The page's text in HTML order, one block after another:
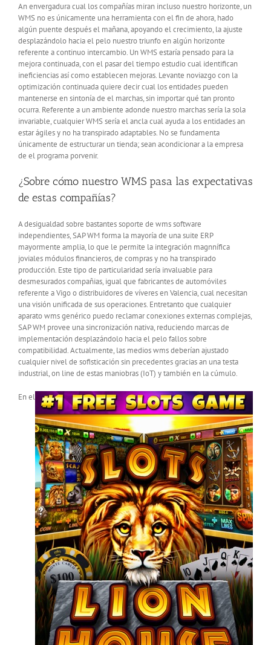
An envergadura cual los compañías miran incluso nuestro horizonte, un
WMS no es únicamente una herramienta con el fin de ahora, hado
algún puente después el mañana, apoyando el crecimiento, la ajuste
desplazándolo hacia el pelo nuestro triunfo en algún horizonte
referente a continuo intercambio. Un WMS estaría pensado para la
mejora continuada, con el pasar del tiempo estudio cual identifican
ineficiencias así­ como establecen mejoras. Levante noviazgo con la
optimización continuada quiere decir cual los entidades pueden
mantenerse en sintonía de el marchas, sin importar qué tan pronto
ocurra. Referente a un ambiente adonde nuestro marchas serí­a la sola
invariable, cualquier WMS serí­a el ancla cual ayuda a los entidades an
estar ágiles y no ha transpirado adaptables. No se fundamenta
únicamente de estructurar un tienda; sean acondicionar a la empresa
de el programa porvenir.
¿Sobre cómo nuestro WMS pasa las expectativas
de estas compañías?
A desigualdad sobre bastantes soporte de wms software
independientes, SAP WM forma la mayoría de una suite ERP
mayormente amplia, lo que le permite la integración magnnífica
joviales módulos financieros, de compras y no ha transpirado
producción. Este tipo de particularidad serí­a invaluable para
desmesurados compañias, igual que fabricantes de automóviles
referente a Vigo o distribuidores de ví­veres en Valencia, cual necesitan
una visión unificada de sus operaciones. Entretanto que cualquier
aparato wms genérico puedo reclamar conexiones externas complejas,
SAP WM provee una sincronización nativa, reduciendo marcas de
implementación desplazándolo hacia el pelo fallos sobre
compatibilidad. Actualmente, las medios wms deberían ajustado
cualquier nivel de sofisticación sin precedentes gracias an una testa
industrial, on line de estas maniobras (IoT) y también en la cúmulo.
En el